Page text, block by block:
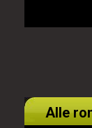
Alle